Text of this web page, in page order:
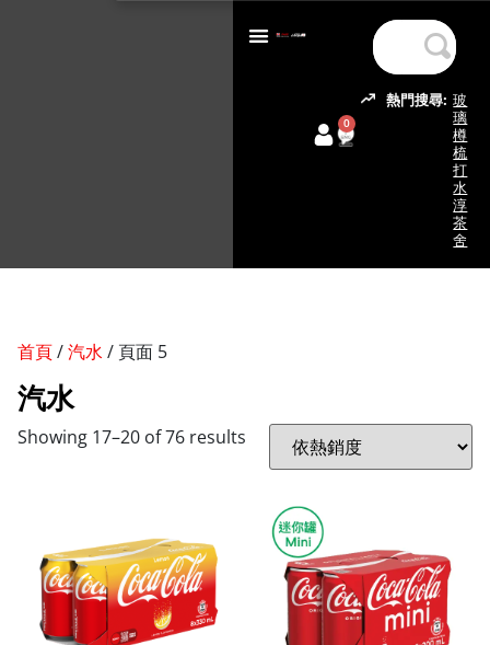
熱門搜尋: 玻
璃
樽
梳
打
水
淳
茶
舍
0
首頁/汽水 / 頁面 5
汽水
Showing 17–20 of 76 results